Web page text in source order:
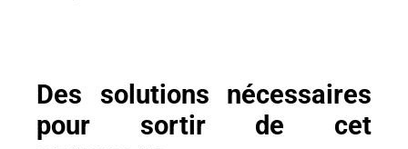
Des solutions nécessaires
pour sortir de cet